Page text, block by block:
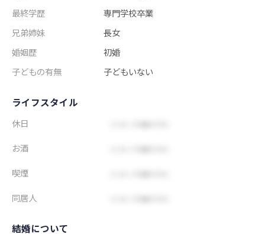
最終学歴
専門学校卒業
兄弟姉妹
長女
婚姻歴
初婚
子どもの有無
子どもいない
ライフスタイル
休日
お酒
喫煙
同居人
結婚について